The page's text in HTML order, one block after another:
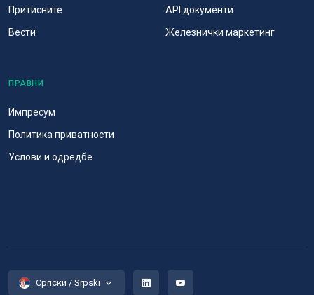
Притисните
Вести
API документи
Железнички маркетинг
ПРАВНИ
Импресум
Политика приватности
Услови и одредбе
Српски / Srpski